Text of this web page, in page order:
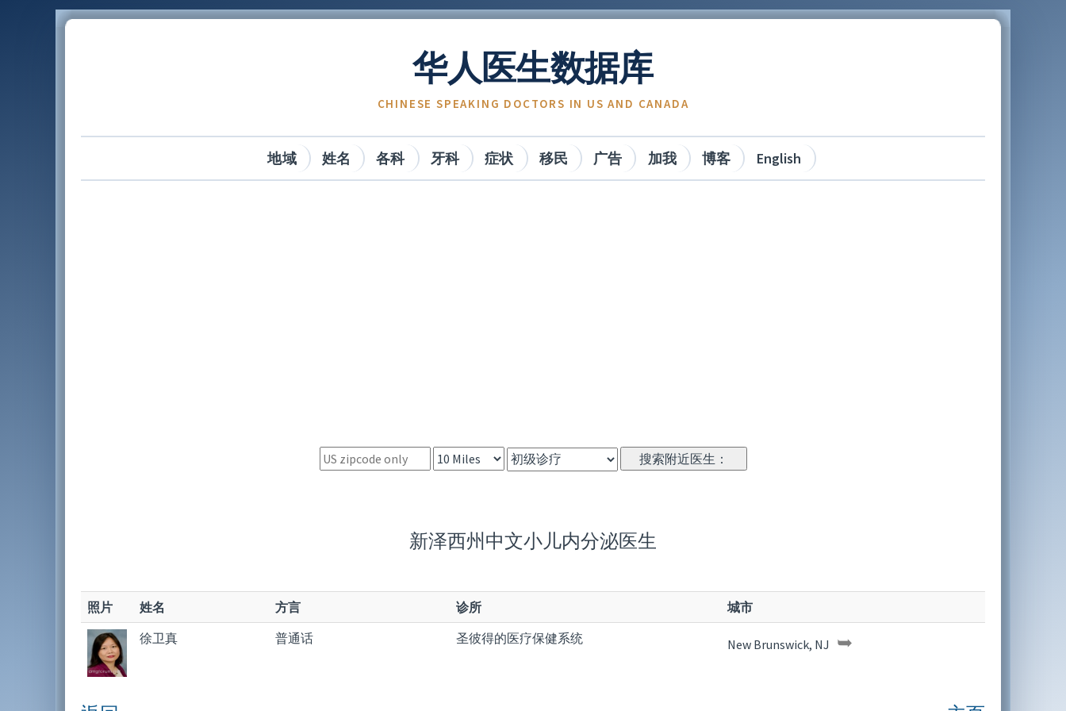
华人医生数据库
CHINESE SPEAKING DOCTORS IN US AND CANADA
地域 姓名 各科 牙科 症状 移民 广告 加我 博客 English
新泽西州中文小儿内分泌医生
照片 姓名 方言 诊所
城市
徐卫真
普通话 圣彼得的医疗保健系统 New Brunswick, NJ ➥